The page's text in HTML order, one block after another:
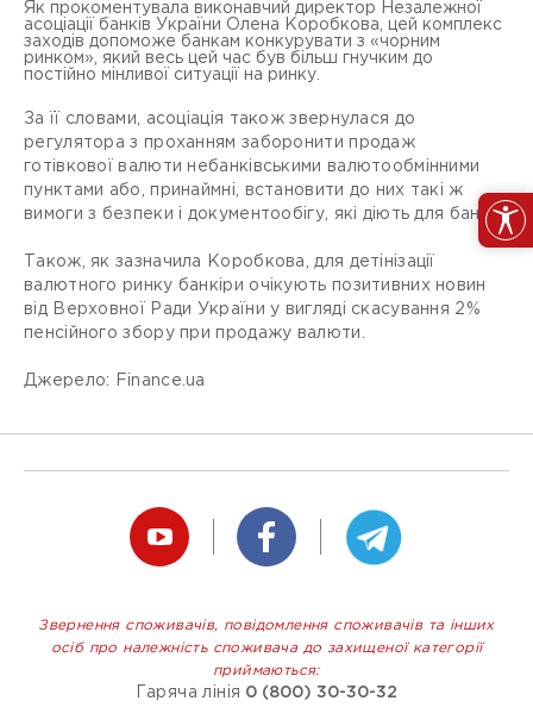
Як прокоментувала виконавчий директор Незалежної
асоціації банків України Олена Коробкова, цей комплекс
заходів допоможе банкам конкурувати з «чорним
ринком», який весь цей час був більш гнучким до
постійно мінливої ситуації на ринку.
За її словами, асоціація також звернулася до
регулятора з проханням заборонити продаж
готівкової валюти небанківськими валютообмінними
пунктами або, принаймні, встановити до них такі ж
вимоги з безпеки і документообігу, які діють для банків.
Також, як зазначила Коробкова, для детінізації
валютного ринку банкіри очікують позитивних новин
від Верховної Ради України у вигляді скасування 2%
пенсійного збору при продажу валюти.
Джерело: Finance.ua
Звернення споживачів, повідомлення споживачів та інших
осіб про належність споживача до захищеної категорії
приймаються:
Гаряча лінія 0 (800) 30-30-32